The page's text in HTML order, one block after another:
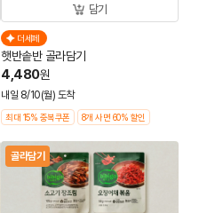
담기
더세페
햇반솥반 골라담기
4,480원
내일 8/10(월) 도착
최대 15% 중복쿠폰 8개 사면 60% 할인
골라담기